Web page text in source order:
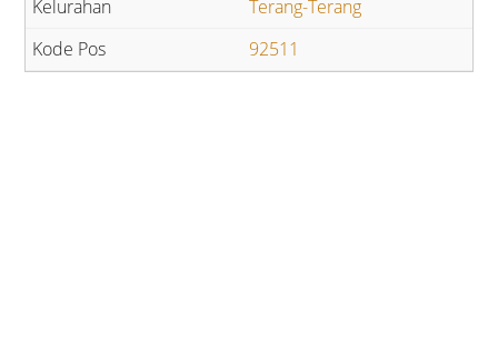
Terang-Terang
92511